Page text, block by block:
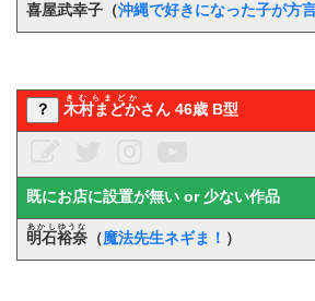
喜屋武幸子（沖縄で好きになった子が方
？ 木村まどか
きむらまどか
さん 46歳 B型
既にお店に設置が無い or 少ない作品
明石裕奈
あかしゆうな
（魔法先生ネギま！ ）